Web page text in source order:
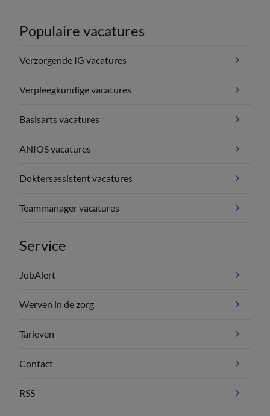
Populaire vacatures
Verzorgende IG vacatures
Verpleegkundige vacatures
Basisarts vacatures
ANIOS vacatures
Doktersassistent vacatures
Teammanager vacatures
Service
JobAlert
Werven in de zorg
Tarieven
Contact
RSS